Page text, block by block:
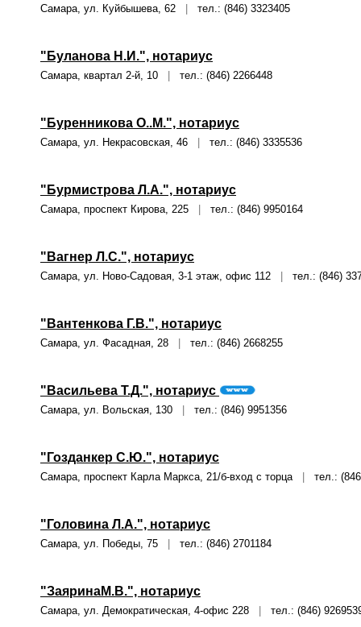
Самара, ул. Куйбышева, 62 тел.: (846) 3323405
"Буланова Н.И.", нотариус
Самара, квартал 2-й, 10 тел.: (846) 2266448
"Буренникова О..M.", нотариус
Самара, ул. Некрасовская, 46 тел.: (846) 3335536
"Бурмистрова Л.А.", нотариус
Самара, проспект Кирова, 225 тел.: (846) 9950164
"Вагнер Л.С.", нотариус
Самара, ул. Ново-Садовая, 3-1 этаж, офис 112 тел.: (846)
"Вантенкова Г.В.", нотариус
Самара, ул. Фасадная, 28 тел.: (846) 2668255
"Васильева Т.Д.", нотариус
Самара, ул. Вольская, 130 тел.: (846) 9951356
"Гозданкер С.Ю.", нотариус
Самара, проспект Карла Маркса, 21/б-вход с торца тел.:
"Головина Л.А.", нотариус
Самара, ул. Победы, 75 тел.: (846) 2701184
"ЗаяринаМ.В.", нотариус
Самара, ул. Демократическая, 4-офис 228 тел.: (846)